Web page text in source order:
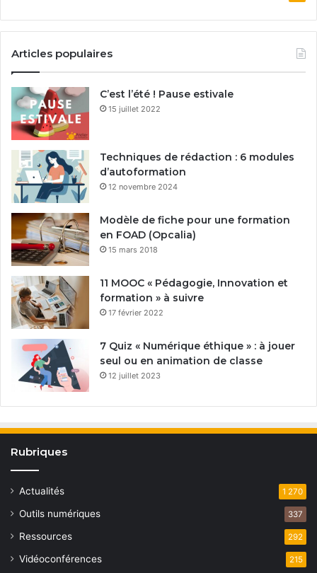
Articles populaires
C’est l’été ! Pause estivale
15 juillet 2022
Techniques de rédaction : 6 modules
d’autoformation
12 novembre 2024
Modèle de fiche pour une formation
en FOAD (Opcalia)
15 mars 2018
11 MOOC « Pédagogie, Innovation et
formation » à suivre
17 février 2022
7 Quiz « Numérique éthique » : à jouer
seul ou en animation de classe
12 juillet 2023
Rubriques
Actualités 1 270
Outils numériques 337
Ressources 292
Vidéoconférences 215